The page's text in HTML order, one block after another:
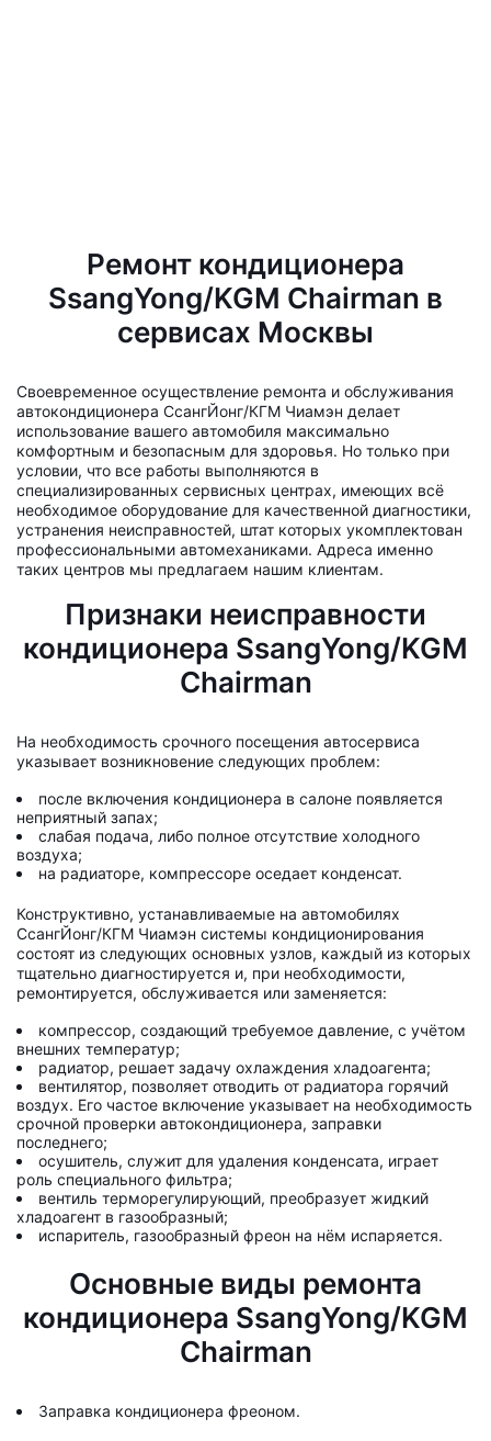
Ремонт кондиционера
SsangYong/KGM Chairman в
сервисах Москвы
Своевременное осуществление ремонта и обслуживания
автокондиционера СсангЙонг/КГМ Чиамэн делает
использование вашего автомобиля максимально
комфортным и безопасным для здоровья. Но только при
условии, что все работы выполняются в
специализированных сервисных центрах, имеющих всё
необходимое оборудование для качественной диагностики,
устранения неисправностей, штат которых укомплектован
профессиональными автомеханиками. Адреса именно
таких центров мы предлагаем нашим клиентам.
Признаки неисправности
кондиционера SsangYong/KGM
Chairman
На необходимость срочного посещения автосервиса
указывает возникновение следующих проблем:
после включения кондиционера в салоне появляется
неприятный запах;
слабая подача, либо полное отсутствие холодного
воздуха;
на радиаторе, компрессоре оседает конденсат.
Конструктивно, устанавливаемые на автомобилях
СсангЙонг/КГМ Чиамэн системы кондиционирования
состоят из следующих основных узлов, каждый из которых
тщательно диагностируется и, при необходимости,
ремонтируется, обслуживается или заменяется:
компрессор, создающий требуемое давление, с учётом
внешних температур;
радиатор, решает задачу охлаждения хладоагента;
вентилятор, позволяет отводить от радиатора горячий
воздух. Его частое включение указывает на необходимость
срочной проверки автокондиционера, заправки
последнего;
осушитель, служит для удаления конденсата, играет
роль специального фильтра;
вентиль терморегулирующий, преобразует жидкий
хладоагент в газообразный;
испаритель, газообразный фреон на нём испаряется.
Основные виды ремонта
кондиционера SsangYong/KGM
Chairman
Заправка кондиционера фреоном.